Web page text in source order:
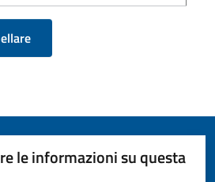
le informazioni su questa